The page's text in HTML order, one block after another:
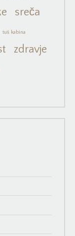
sreča
tuš kabina
zdravje